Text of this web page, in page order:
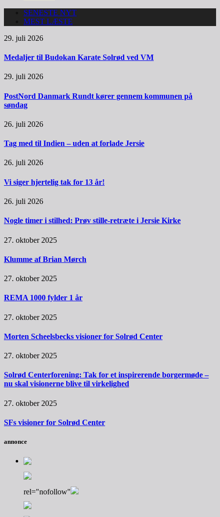
SENESTE NYT
MEST LÆSTE
29. juli 2026
Medaljer til Budokan Karate Solrød ved VM
29. juli 2026
PostNord Danmark Rundt kører gennem kommunen på
søndag
26. juli 2026
Tag med til Indien – uden at forlade Jersie
26. juli 2026
Vi siger hjertelig tak for 13 år!
26. juli 2026
Nogle timer i stilhed: Prøv stille-retræte i Jersie Kirke
27. oktober 2025
Klumme af Brian Mørch
27. oktober 2025
REMA 1000 fylder 1 år
27. oktober 2025
Morten Scheelsbecks visioner for Solrød Center
27. oktober 2025
Solrød Centerforening: Tak for et inspirerende borgermøde –
nu skal visionerne blive til virkelighed
27. oktober 2025
SFs visioner for Solrød Center
annonce
rel="nofollow"